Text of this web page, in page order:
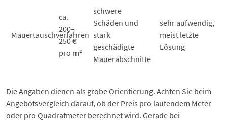
Mauertauschverfahren
ca.
200–
250 €
pro m²
schwere
Schäden und
stark
geschädigte
Mauerabschnitte
sehr aufwendig,
meist letzte
Lösung
Die Angaben dienen als grobe Orientierung. Achten Sie beim
Angebotsvergleich darauf, ob der Preis pro laufendem Meter
oder pro Quadratmeter berechnet wird. Gerade bei